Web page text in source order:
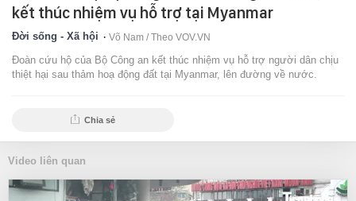
kết thúc nhiệm vụ hỗ trợ tại Myanmar
Đời sống - Xã hội Võ Nam / Theo VOV.VN
Đoàn cứu hộ của Bộ Công an kết thúc nhiệm vụ hỗ trợ người dân chịu
thiệt hại sau thảm hoạ động đất tại Myanmar, lên đường về nước.
Chia sẻ
Video liên quan